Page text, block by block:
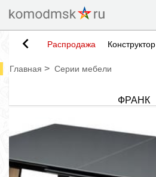
Распродажа Конструктор
Главная > Серии мебели
ФРАНК